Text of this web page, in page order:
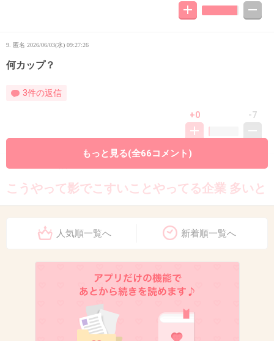
9. 匿名 2026/06/03(水) 09:27:26
何カップ？
3件の返信
+0 -7
10. 匿名
こうやって影でこすいことやってる企業 多いと
思うよ
今後もゼブンは利用しないな
+129
2026/06/03(水) 09:28:05
もっと見る(全66コメント)
人気順一覧へ 新着順一覧へ